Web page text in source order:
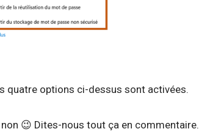
quatre options ci-dessus sont activées.
😉 Dites-nous tout ça en commentaire.